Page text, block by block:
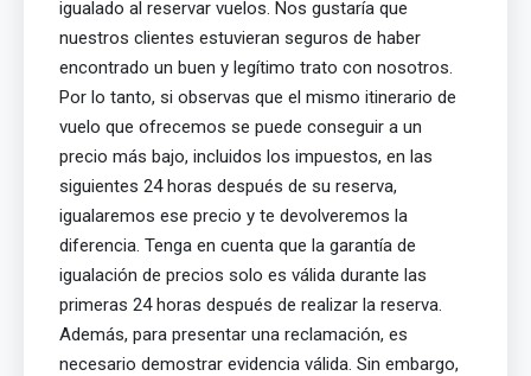
igualado al reservar vuelos. Nos gustaría que
nuestros clientes estuvieran seguros de haber
encontrado un buen y legítimo trato con nosotros.
Por lo tanto, si observas que el mismo itinerario de
vuelo que ofrecemos se puede conseguir a un
precio más bajo, incluidos los impuestos, en las
siguientes 24 horas después de su reserva,
igualaremos ese precio y te devolveremos la
diferencia. Tenga en cuenta que la garantía de
igualación de precios solo es válida durante las
primeras 24 horas después de realizar la reserva.
Además, para presentar una reclamación, es
necesario demostrar evidencia válida. Sin embargo,